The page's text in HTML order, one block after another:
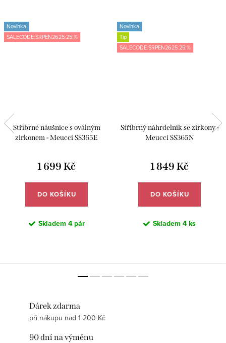
Novinka
SALECODE:SRPEN2625:25:%
Stříbrné náušnice s oválným
zirkonem - Meucci SS365E
1 699 Kč
DO KOŠÍKU
Skladem 4 pár
Novinka
Tip
SALECODE:SRPEN2625:25:%
Stříbrný náhrdelník se zirkony -
Meucci SS365N
1 849 Kč
DO KOŠÍKU
Skladem 4 ks
Dárek zdarma
při nákupu nad 1 200 Kč
90 dní na výměnu